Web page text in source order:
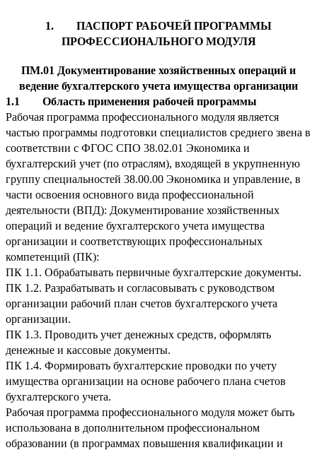
1. ПАСПОРТ РАБОЧЕЙ ПРОГРАММЫ
ПРОФЕССИОНАЛЬНОГО МОДУЛЯ
ПМ.01 Документирование хозяйственных операций и
ведение бухгалтерского учета имущества организации
1.1 Область применения рабочей программы
Рабочая программа профессионального модуля является
частью программы подготовки специалистов среднего звена в
соответствии с ФГОС СПО 38.02.01 Экономика и
бухгалтерский учет (по отраслям), входящей в укрупненную
группу специальностей 38.00.00 Экономика и управление, в
части освоения основного вида профессиональной
деятельности (ВПД): Документирование хозяйственных
операций и ведение бухгалтерского учета имущества
организации и соответствующих профессиональных
компетенций (ПК):
ПК 1.1. Обрабатывать первичные бухгалтерские документы.
ПК 1.2. Разрабатывать и согласовывать с руководством
организации рабочий план счетов бухгалтерского учета
организации.
ПК 1.3. Проводить учет денежных средств, оформлять
денежные и кассовые документы.
ПК 1.4. Формировать бухгалтерские проводки по учету
имущества организации на основе рабочего плана счетов
бухгалтерского учета.
Рабочая программа профессионального модуля может быть
использована в дополнительном профессиональном
образовании (в программах повышения квалификации и